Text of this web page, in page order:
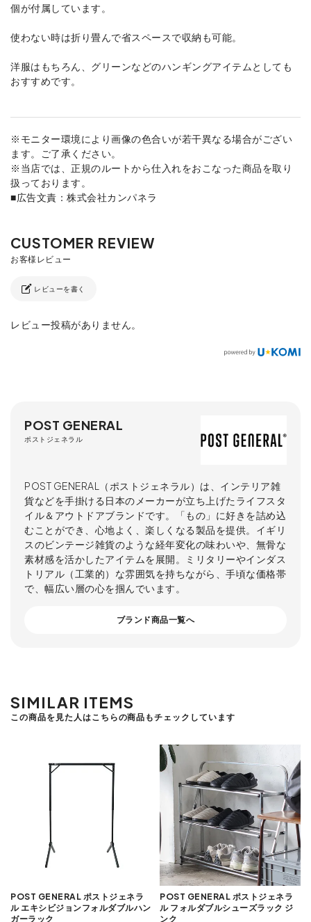
個が付属しています。
使わない時は折り畳んで省スペースで収納も可能。
洋服はもちろん、グリーンなどのハンギングアイテムとしても
おすすめです。
※モニター環境により画像の色合いが若干異なる場合がござい
ます。ご了承ください。
※当店では、正規のルートから仕入れをおこなった商品を取り
扱っております。
■広告文責：株式会社カンパネラ
レビューを書く
レビュー投稿がありません。
POST GENERAL
ポストジェネラル
POST GENERAL（ポストジェネラル）は、インテリア雑
貨などを手掛ける日本のメーカーが立ち上げたライフスタ
イル＆アウトドアブランドです。「もの」に好きを詰め込
むことができ、心地よく、楽しくなる製品を提供。イギリ
スのビンテージ雑貨のような経年変化の味わいや、無骨な
素材感を活かしたアイテムを展開。ミリタリーやインダス
トリアル（工業的）な雰囲気を持ちながら、手頃な価格帯
で、幅広い層の心を掴んでいます。
ブランド商品一覧へ
SIMILAR ITEMS
この商品を見た人はこちらの商品もチェックしています
POST GENERAL ポストジェネラ
ル エキシビジョンフォルダブルハン
ガーラック
POST GENERAL ポストジェネラ
ル フォルダブルシューズラック ジ
ンク